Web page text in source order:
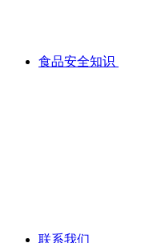
食品安全知识
联系我们